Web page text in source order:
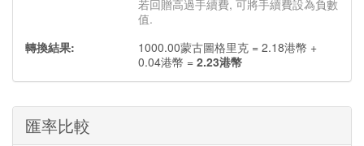
若回贈高過手續費, 可將手續費設為負數
值.
轉換結果:
1000.00蒙古圖格里克 = 2.18港幣 +
0.04港幣 = 2.23港幣
匯率比較